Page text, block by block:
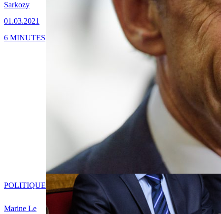
Sarkozy
01.03.2021
6 MINUTES
Marine Le
POLITIQUE